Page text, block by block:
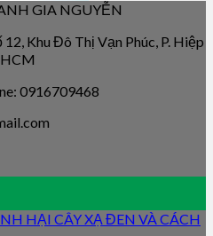
GIA NGUYỄN
Khu Đô Thị Vạn Phúc, P. Hiệp
0916709468
HẠI CÂY XẠ ĐEN VÀ CÁCH